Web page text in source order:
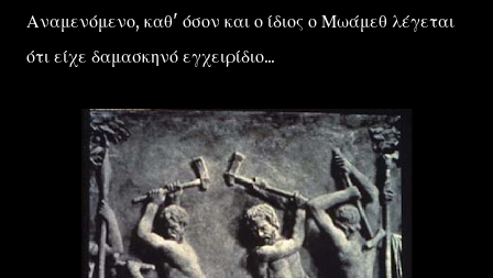
Αναμενόμενο, καθ' όσον και ο ίδιος ο Μωάμεθ λέγεται
ότι είχε δαμασκηνό εγχειρίδιο...